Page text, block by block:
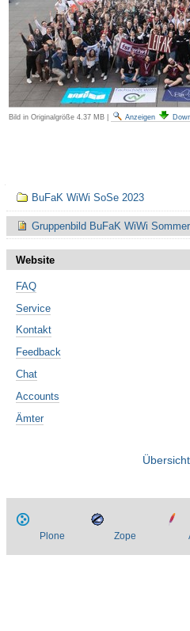
Bild in Originalgröße 4.37 MB| Anzeigen
Navigation
BuFaK WiWi SoSe 2023
Gruppenbild BuFaK WiWi
Website
FAQ
Service
Kontakt
Feedback
Chat
Accounts
Ämter
Übersicht
Plone Zope